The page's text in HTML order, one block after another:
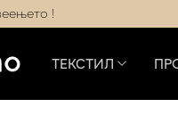
!
ТЕКСТИЛ